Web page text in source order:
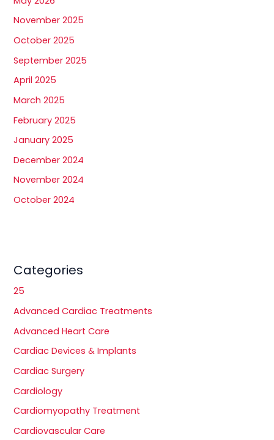
November 2025
October 2025
September 2025
April 2025
March 2025
February 2025
January 2025
December 2024
November 2024
October 2024
Categories
25
Advanced Cardiac Treatments
Advanced Heart Care
Cardiac Devices & Implants
Cardiac Surgery
Cardiology
Cardiomyopathy Treatment
Cardiovascular Care